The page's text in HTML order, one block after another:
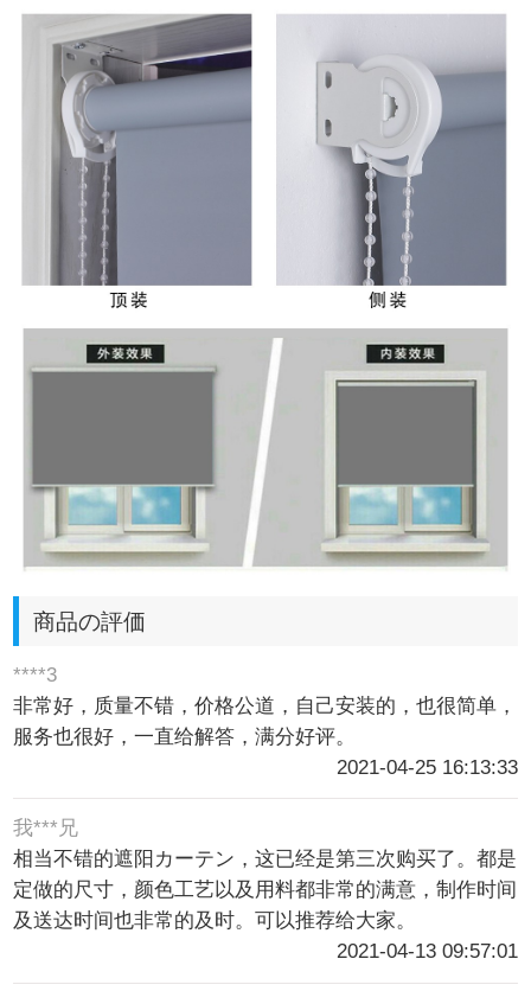
商品の評価
****3
非常好，质量不错，价格公道，自己安装的，也很简单，
服务也很好，一直给解答，满分好评。
2021-04-25 16:13:33
我***兄
相当不错的遮阳カーテン，这已经是第三次购买了。都是
定做的尺寸，颜色工艺以及用料都非常的满意，制作时间
及送达时间也非常的及时。可以推荐给大家。
2021-04-13 09:57:01